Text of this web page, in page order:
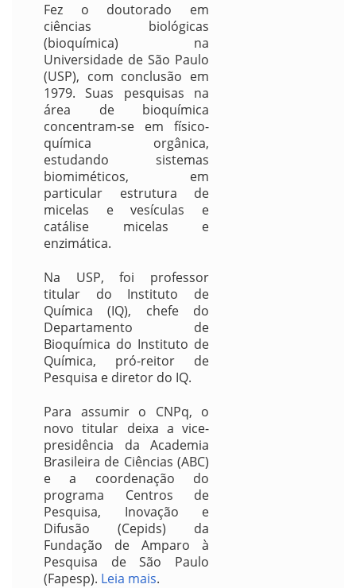
Fez o doutorado em
ciências biológicas
(bioquímica) na
Universidade de São Paulo
(USP), com conclusão em
1979. Suas pesquisas na
área de bioquímica
concentram-se em físico-
química orgânica,
estudando sistemas
biomiméticos, em
particular estrutura de
micelas e vesículas e
catálise micelas e
enzimática.
Na USP, foi professor
titular do Instituto de
Química (IQ), chefe do
Departamento de
Bioquímica do Instituto de
Química, pró-reitor de
Pesquisa e diretor do IQ.
Para assumir o CNPq, o
novo titular deixa a vice-
presidência da Academia
Brasileira de Ciências (ABC)
e a coordenação do
programa Centros de
Pesquisa, Inovação e
Difusão (Cepids) da
Fundação de Amparo à
Pesquisa de São Paulo
(Fapesp). Leia mais.